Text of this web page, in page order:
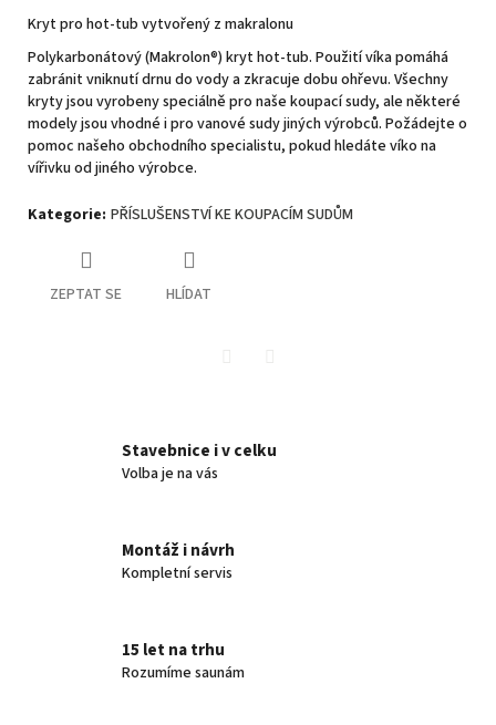
Kryt pro hot-tub vytvořený z makralonu
Polykarbonátový (Makrolon®) kryt hot-tub. Použití víka pomáhá
zabránit vniknutí drnu do vody a zkracuje dobu ohřevu. Všechny
kryty jsou vyrobeny speciálně pro naše koupací sudy, ale některé
modely jsou vhodné i pro vanové sudy jiných výrobců. Požádejte o
pomoc našeho obchodního specialistu, pokud hledáte víko na
vířivku od jiného výrobce.
Kategorie: PŘÍSLUŠENSTVÍ KE KOUPACÍM SUDŮM
ZEPTAT SE HLÍDAT
Stavebnice i v celku
Volba je na vás
Montáž i návrh
Kompletní servis
15 let na trhu
Rozumíme saunám